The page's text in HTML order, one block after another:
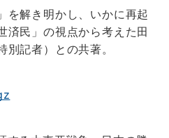
を解き明かし、いかに再起
済民」の視点から考えた田
記者）との共著。